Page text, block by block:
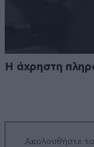
Η άχρηστη
Ακολουθήστε το